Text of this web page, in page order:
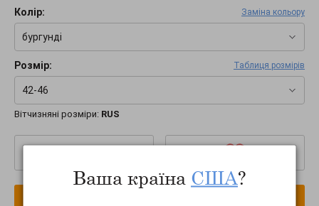
Колір: Заміна кольору
бургунді
Розмір: Таблиця розмірів
42-46
Вітчизняні розміри: RUS
Ваша країна США?